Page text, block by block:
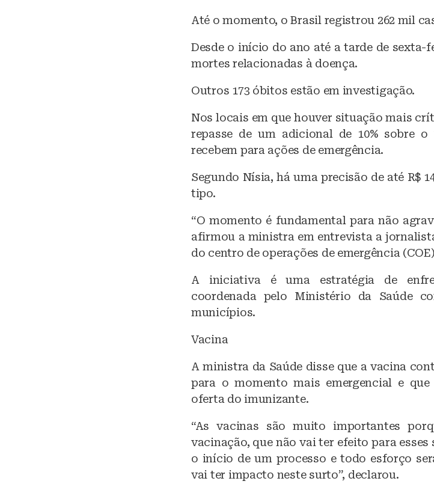
Até o momento, o Brasil registrou 262 mil
Desde o início do ano até a tarde de sexta-
mortes relacionadas à doença.
Outros 173 óbitos estão em investigação.
Nos locais em que houver situação mais
repasse de um adicional de 10% sobre
recebem para ações de emergência.
Segundo Nísia, há uma precisão de até R$
tipo.
“O momento é fundamental para não
afirmou a ministra em entrevista a
do centro de operações de emergência
A iniciativa é uma estratégia de
coordenada pelo Ministério da Saúde
municípios.
Vacina
A ministra da Saúde disse que a vacina
para o momento mais emergencial e
oferta do imunizante.
“As vacinas são muito importantes
vacinação, que não vai ter efeito para
o início de um processo e todo esforço
vai ter impacto neste surto”, declarou.